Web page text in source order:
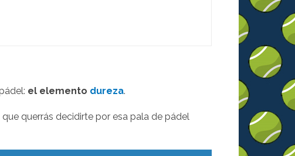
el elemento dureza.
querrás decidirte por esa pala de pádel